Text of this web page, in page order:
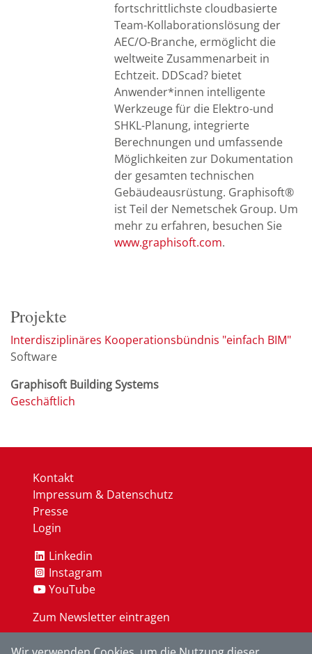
fortschrittlichste cloudbasierte
Team-Kollaborationslösung der
AEC/O-Branche, ermöglicht die
weltweite Zusammenarbeit in
Echtzeit. DDScad? bietet
Anwender*innen intelligente
Werkzeuge für die Elektro-und
SHKL-Planung, integrierte
Berechnungen und umfassende
Möglichkeiten zur Dokumentation
der gesamten technischen
Gebäudeausrüstung. Graphisoft®
ist Teil der Nemetschek Group. Um
mehr zu erfahren, besuchen Sie
www.graphisoft.com.
Projekte
Interdisziplinäres Kooperationsbündnis "einfach BIM"
Software
Graphisoft Building Systems
Geschäftlich
Kontakt
Impressum & Datenschutz
Presse
Login
Linkedin
Instagram
YouTube
Zum Newsletter eintragen